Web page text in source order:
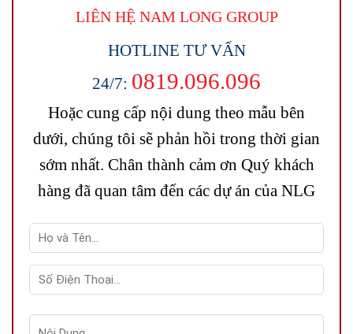
LIÊN HỆ NAM LONGGROUP
HOTLINE TƯ VẤN
24/7: 0819.096.096
Hoặc cung cấp nội dung theo mẫu bên
dưới, chúng tôi sẽ phản hồi trong thời gian
sớm nhất. Chân thành cảm ơn Quý khách
hàng đã quan tâm đến các dự án của NLG